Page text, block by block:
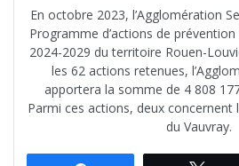
En octobre 2023, l’Agglomération
Programme d’actions de
2024-2029 du territoire Rouen-
les 62 actions retenues,
apportera la somme de 4 808
Parmi ces actions, deux concernent
du Vauvray.